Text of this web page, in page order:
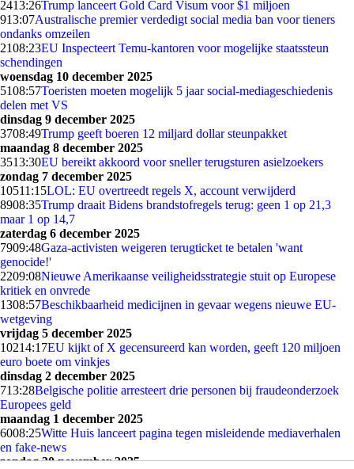
2413:26Trump lanceert Gold Card Visum voor $1 miljoen
913:07Australische premier verdedigt social media ban voor tieners
ondanks omzeilen
2108:23EU Inspecteert Temu-kantoren voor mogelijke staatssteun
schendingen
woensdag 10 december 2025
5108:57Toeristen moeten mogelijk 5 jaar social-mediageschiedenis
delen met VS
dinsdag 9 december 2025
3708:49Trump geeft boeren 12 miljard dollar steunpakket
maandag 8 december 2025
3513:30EU bereikt akkoord voor sneller terugsturen asielzoekers
zondag 7 december 2025
10511:15LOL: EU overtreedt regels X, account verwijderd
8908:35Trump draait Bidens brandstofregels terug: geen 1 op 21,3
maar 1 op 14,7
zaterdag 6 december 2025
7909:48Gaza-activisten weigeren terugticket te betalen 'want
genocide!'
2209:08Nieuwe Amerikaanse veiligheidsstrategie stuit op Europese
kritiek en onvrede
1308:57Beschikbaarheid medicijnen in gevaar wegens nieuwe EU-
wetgeving
vrijdag 5 december 2025
10214:17EU kijkt of X gecensureerd kan worden, geeft 120 miljoen
euro boete om vinkjes
dinsdag 2 december 2025
713:28Belgische politie arresteert drie personen bij fraudeonderzoek
Europees geld
maandag 1 december 2025
6008:25Witte Huis lanceert pagina tegen misleidende mediaverhalen
en fake-news
zondag 30 november 2025